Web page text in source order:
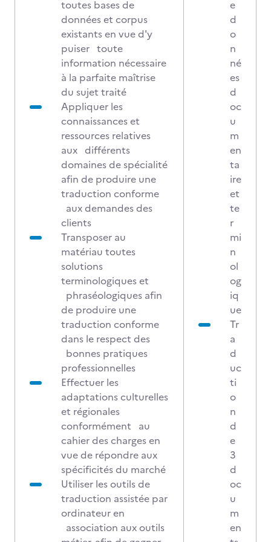
toutes bases de
données et corpus
existants en vue d'y
puiser toute
information nécessaire
à la parfaite maîtrise
du sujet traité
Appliquer les
connaissances et
ressources relatives
aux différents
domaines de spécialité
afin de produire une
traduction conforme
aux demandes des
clients
Transposer au
matériau toutes
solutions
terminologiques et
phraséologiques afin
de produire une
traduction conforme
dans le respect des
bonnes pratiques
professionnelles
Effectuer les
adaptations culturelles
et régionales
conformément au
cahier des charges en
vue de répondre aux
spécificités du marché
Utiliser les outils de
traduction assistée par
ordinateur en
association aux outils
e
d
o
n
né
es
d
oc
u
m
en
ta
ire
et
te
r
mi
n
ol
og
iq
ue
Tr
a
d
uc
ti
o
n
d
e
3
d
oc
u
m
en